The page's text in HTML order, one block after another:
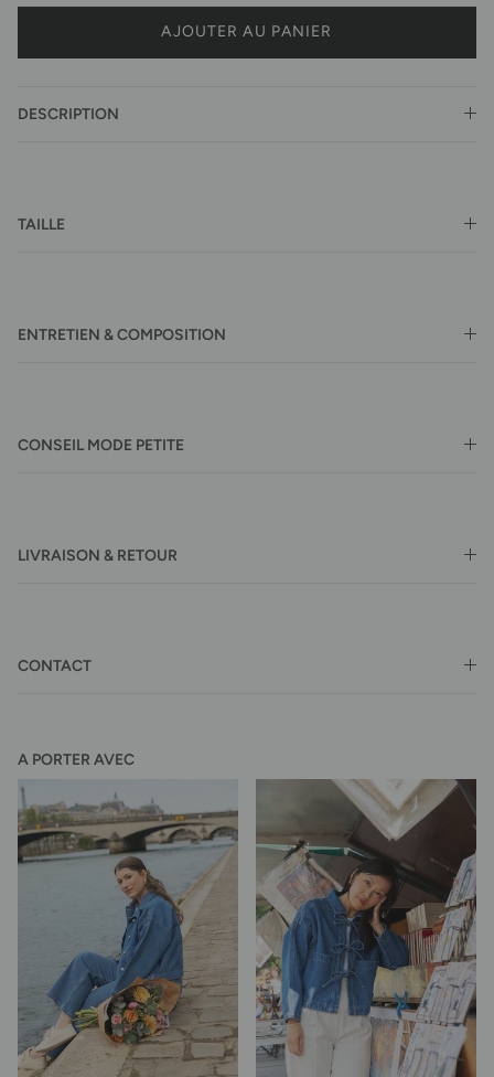
AJOUTER AU PANIER
DESCRIPTION
TAILLE
ENTRETIEN & COMPOSITION
CONSEIL MODE PETITE
LIVRAISON & RETOUR
CONTACT
A PORTER AVEC